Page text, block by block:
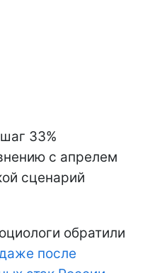
33%
с апрелем
сценарий
обратили
после